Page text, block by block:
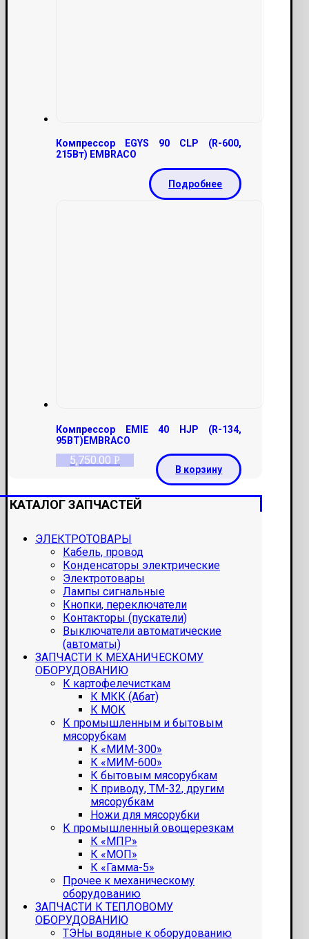
Компрессор EGYS 90 CLP (R-600,
215Вт) EMBRACO
Подробнее
Компрессор EMIE 40 HJP (R-134,
95ВТ)EMBRACO
5,750.00 Р
В корзину
КАТАЛОГ ЗАПЧАСТЕЙ
ЭЛЕКТРОТОВАРЫ
Кабель, провод
Конденсаторы электрические
Электротовары
Лампы сигнальные
Кнопки, переключатели
Контакторы (пускатели)
Выключатели автоматические
(автоматы)
ЗАПЧАСТИ К МЕХАНИЧЕСКОМУ
ОБОРУДОВАНИЮ
К картофелечисткам
К МКК (Абат)
К МОК
К промышленным и бытовым
мясорубкам
К «МИМ-300»
К «МИМ-600»
К бытовым мясорубкам
К приводу, ТМ-32, другим
мясорубкам
Ножи для мясорубки
К промышленный овощерезкам
К «МПР»
К «МОП»
К «Гамма-5»
Прочее к механическому
оборудованию
ЗАПЧАСТИ К ТЕПЛОВОМУ
ОБОРУДОВАНИЮ
ТЭНы водяные к оборудованию